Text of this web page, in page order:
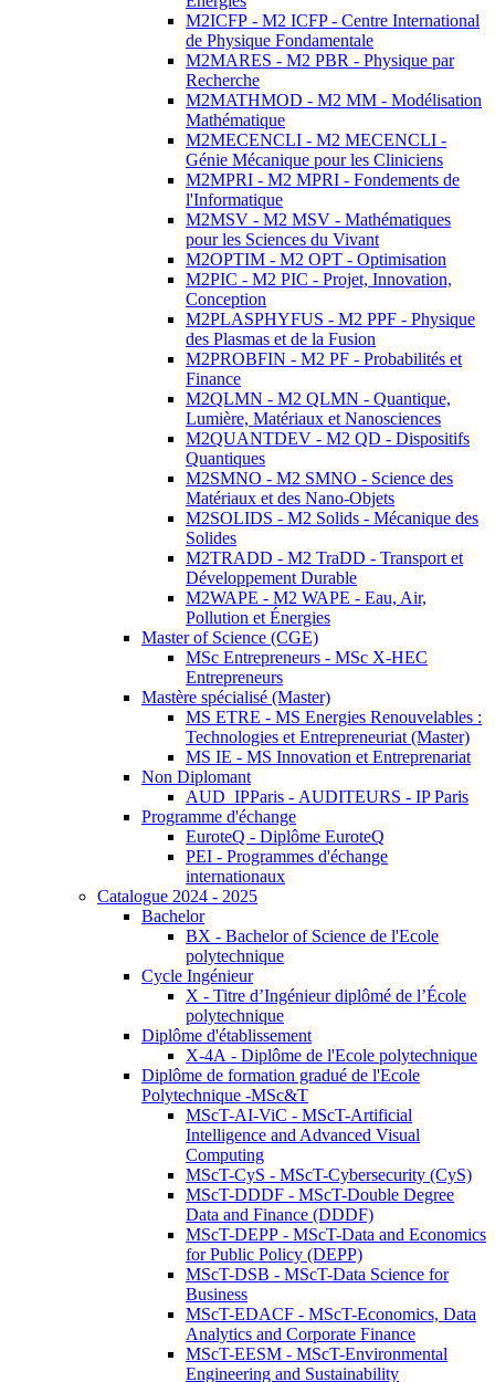
M2ICFP - M2 ICFP - Centre International
de Physique Fondamentale
M2MARES - M2 PBR - Physique par
Recherche
M2MATHMOD - M2 MM - Modélisation
Mathématique
M2MECENCLI - M2 MECENCLI -
Génie Mécanique pour les Cliniciens
M2MPRI - M2 MPRI - Fondements de
l'Informatique
M2MSV - M2 MSV - Mathématiques
pour les Sciences du Vivant
M2OPTIM - M2 OPT - Optimisation
M2PIC - M2 PIC - Projet, Innovation,
Conception
M2PLASPHYFUS - M2 PPF - Physique
des Plasmas et de la Fusion
M2PROBFIN - M2 PF - Probabilités et
Finance
M2QLMN - M2 QLMN - Quantique,
Lumière, Matériaux et Nanosciences
M2QUANTDEV - M2 QD - Dispositifs
Quantiques
M2SMNO - M2 SMNO - Science des
Matériaux et des Nano-Objets
M2SOLIDS - M2 Solids - Mécanique des
Solides
M2TRADD - M2 TraDD - Transport et
Développement Durable
M2WAPE - M2 WAPE - Eau, Air,
Pollution et Énergies
Master of Science (CGE)
MSc Entrepreneurs - MSc X-HEC
Entrepreneurs
Mastère spécialisé (Master)
MS ETRE - MS Energies Renouvelables :
Technologies et Entrepreneuriat (Master)
MS IE - MS Innovation et Entreprenariat
Non Diplomant
AUD_IPParis - AUDITEURS - IP Paris
Programme d'échange
EuroteQ - Diplôme EuroteQ
PEI - Programmes d'échange
internationaux
Catalogue 2024 - 2025
Bachelor
BX - Bachelor of Science de l'Ecole
polytechnique
Cycle Ingénieur
X - Titre d’Ingénieur diplômé de l’École
polytechnique
Diplôme d'établissement
X-4A - Diplôme de l'Ecole polytechnique
Diplôme de formation gradué de l'Ecole
Polytechnique -MSc&T
MScT-AI-ViC - MScT-Artificial
Intelligence and Advanced Visual
Computing
MScT-CyS - MScT-Cybersecurity (CyS)
MScT-DDDF - MScT-Double Degree
Data and Finance (DDDF)
MScT-DEPP - MScT-Data and Economics
for Public Policy (DEPP)
MScT-DSB - MScT-Data Science for
Business
MScT-EDACF - MScT-Economics, Data
Analytics and Corporate Finance
MScT-EESM - MScT-Environmental
Engineering and Sustainability